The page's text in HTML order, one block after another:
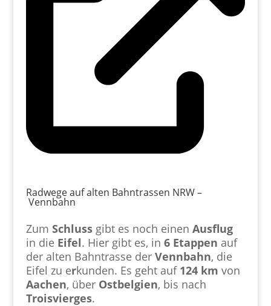
Radwege auf alten Bahntrassen NRW –
Vennbahn
Zum Schlussgibt es noch einen Ausflug
in die Eifel. Hier gibt es, in 6 Etappen auf
der alten Bahntrasse der Vennbahn, die
Eifel zu erkunden. Es geht auf 124 km von
Aachen, über Ostbelgien, bis nach
Troisvierges.